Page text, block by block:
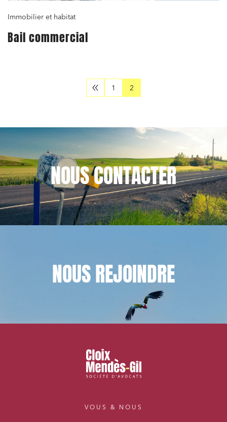
Immobilier et habitat
Bail commercial
1 2
NOUSCONTACTER
NOUSREJOINDRE
VOUS & NOUS